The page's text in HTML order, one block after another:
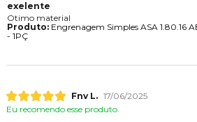
exelente
Otimo material
Produto:Engrenagem Simples ASA 1.80.16
- 1PÇ
Fnv L. 17/06/2025
Eu recomendo esse produto.